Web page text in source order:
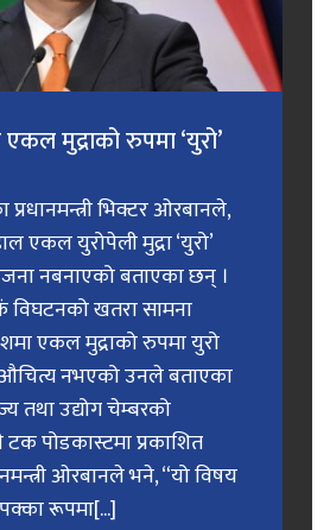
मुद्राको रुपमा ‘युरो’
प्रधानमन्त्री भिक्टर ओरबानले,
एकल युरोपेली मुद्रा ‘युरो’
नबनाएको बताएका छन् ।
खतरा सामना
एकल मुद्राको रुपमा युरो
नभएको उनले बताएका
तथा उद्योग चेम्बरको
पोडकास्टमा प्रकाशित
ओरबानले भने, “यो विषय
रूपमा[...]